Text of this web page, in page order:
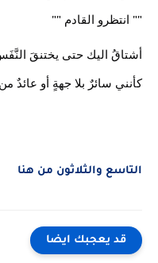
"" انتظرو القادم ""
أشتاقُ اليك حتى يختنقَ
كأنني سائرٌ بلا جهةٍ أو
التاسع والثلاثون من هنا
قد يعجبك ايضا